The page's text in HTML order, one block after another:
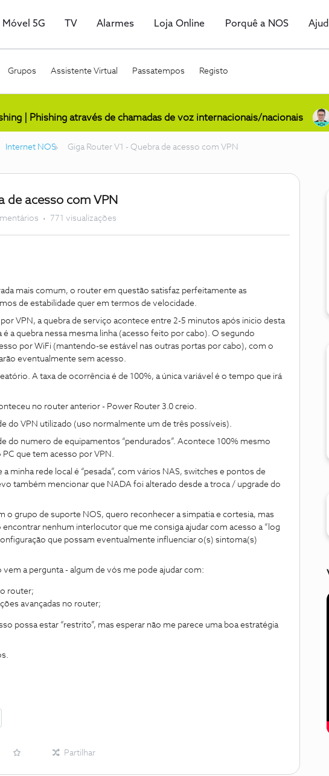
Móvel 5G TV Alarmes Loja Online Porquê a NOS
Grupos Assistente Virtual Passatempos Registo
| Phishing através de chamadas de voz internacionais/nacionais
Internet NOS Giga Router V1 - Quebra de acesso com VPN
de acesso com VPN
771 visualizações
mais comum, o router em questão satisfaz perfeitamente as
de estabilidade quer em termos de velocidade.
VPN, a quebra de serviço acontece entre 2-5 minutos após inicio desta
é a quebra nessa mesma linha (acesso feito por cabo). O segundo
por WiFi (mantendo-se estável nas outras portas por cabo), com o
eventualmente sem acesso.
A taxa de ocorrência é de 100%, a única variável é o tempo que irá
no router anterior - Power Router 3.0 creio.
do VPN utilizado (uso normalmente um de três possíveis).
do numero de equipamentos “pendurados”. Acontece 100% mesmo
que tem acesso por VPN.
a minha rede local é “pesada”, com vários NAS, switches e pontos de
também mencionar que NADA foi alterado desde a troca / upgrade do
o grupo de suporte NOS, quero reconhecer a simpatia e cortesia, mas
nenhum interlocutor que me consiga ajudar com acesso a “log
que possam eventualmente influenciar o(s) sintoma(s)
a pergunta - algum de vós me pode ajudar com:
router;
avançadas no router;
possa estar “restrito”, mas esperar não me parece uma boa estratégia
Partilhar